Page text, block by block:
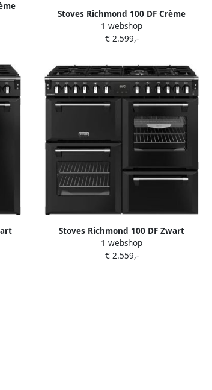
Stoves Richmond 100 DF Crème
1 webshop
€ 2.599,-
Stoves Richmond 100 DF Zwart
1 webshop
€ 2.559,-